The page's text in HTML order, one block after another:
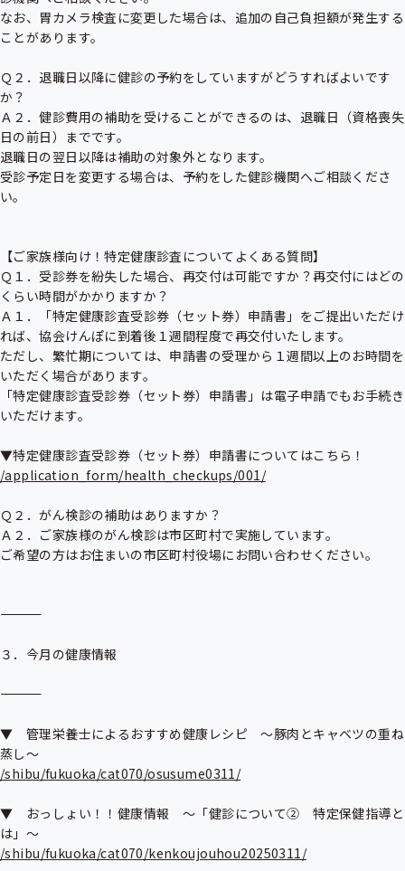
なお、胃カメラ検査に変更した場合は、追加の自己負担額が発生する
ことがあります。
Ｑ２．退職日以降に健診の予約をしていますがどうすればよいです
か？
Ａ２．健診費用の補助を受けることができるのは、退職日（資格喪失
日の前日）までです。
退職日の翌日以降は補助の対象外となります。
受診予定日を変更する場合は、予約をした健診機関へご相談くださ
い。
【ご家族様向け！特定健康診査についてよくある質問】
Ｑ１．受診券を紛失した場合、再交付は可能ですか？再交付にはどの
くらい時間がかかりますか？
Ａ１．「特定健康診査受診券（セット券）申請書」をご提出いただけ
れば、協会けんぽに到着後１週間程度で再交付いたします。
ただし、繁忙期については、申請書の受理から１週間以上のお時間を
いただく場合があります。
「特定健康診査受診券（セット券）申請書」は電子申請でもお手続き
いただけます。
/application_form/health_checkups/001/
Ｑ２．がん検診の補助はありますか？
Ａ２．ご家族様のがん検診は市区町村で実施しています。
ご希望の方はお住まいの市区町村役場にお問い合わせください。
――――――――――――――――――――――――――――――――――――――
３．今月の健康情報
――――――――――――――――――――――――――――――――――――――
▼　管理栄養士によるおすすめ健康レシピ　～豚肉とキャベツの重ね
/shibu/fukuoka/cat070/osusume0311/
▼　おっしょい！！健康情報　～「健診について②　特定保健指導と
/shibu/fukuoka/cat070/kenkoujouhou20250311/